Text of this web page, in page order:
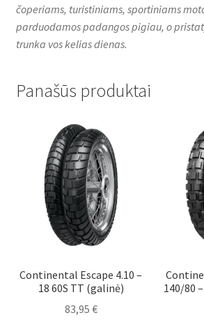
čoperiams, turistiniams, sportiniams
parduodamos padangos pigiau, o
trunka vos kelias dienas.
Panašūs produktai
Continental Escape 4.10 –
18 60S TT (galinė)
83,95 €
140/80